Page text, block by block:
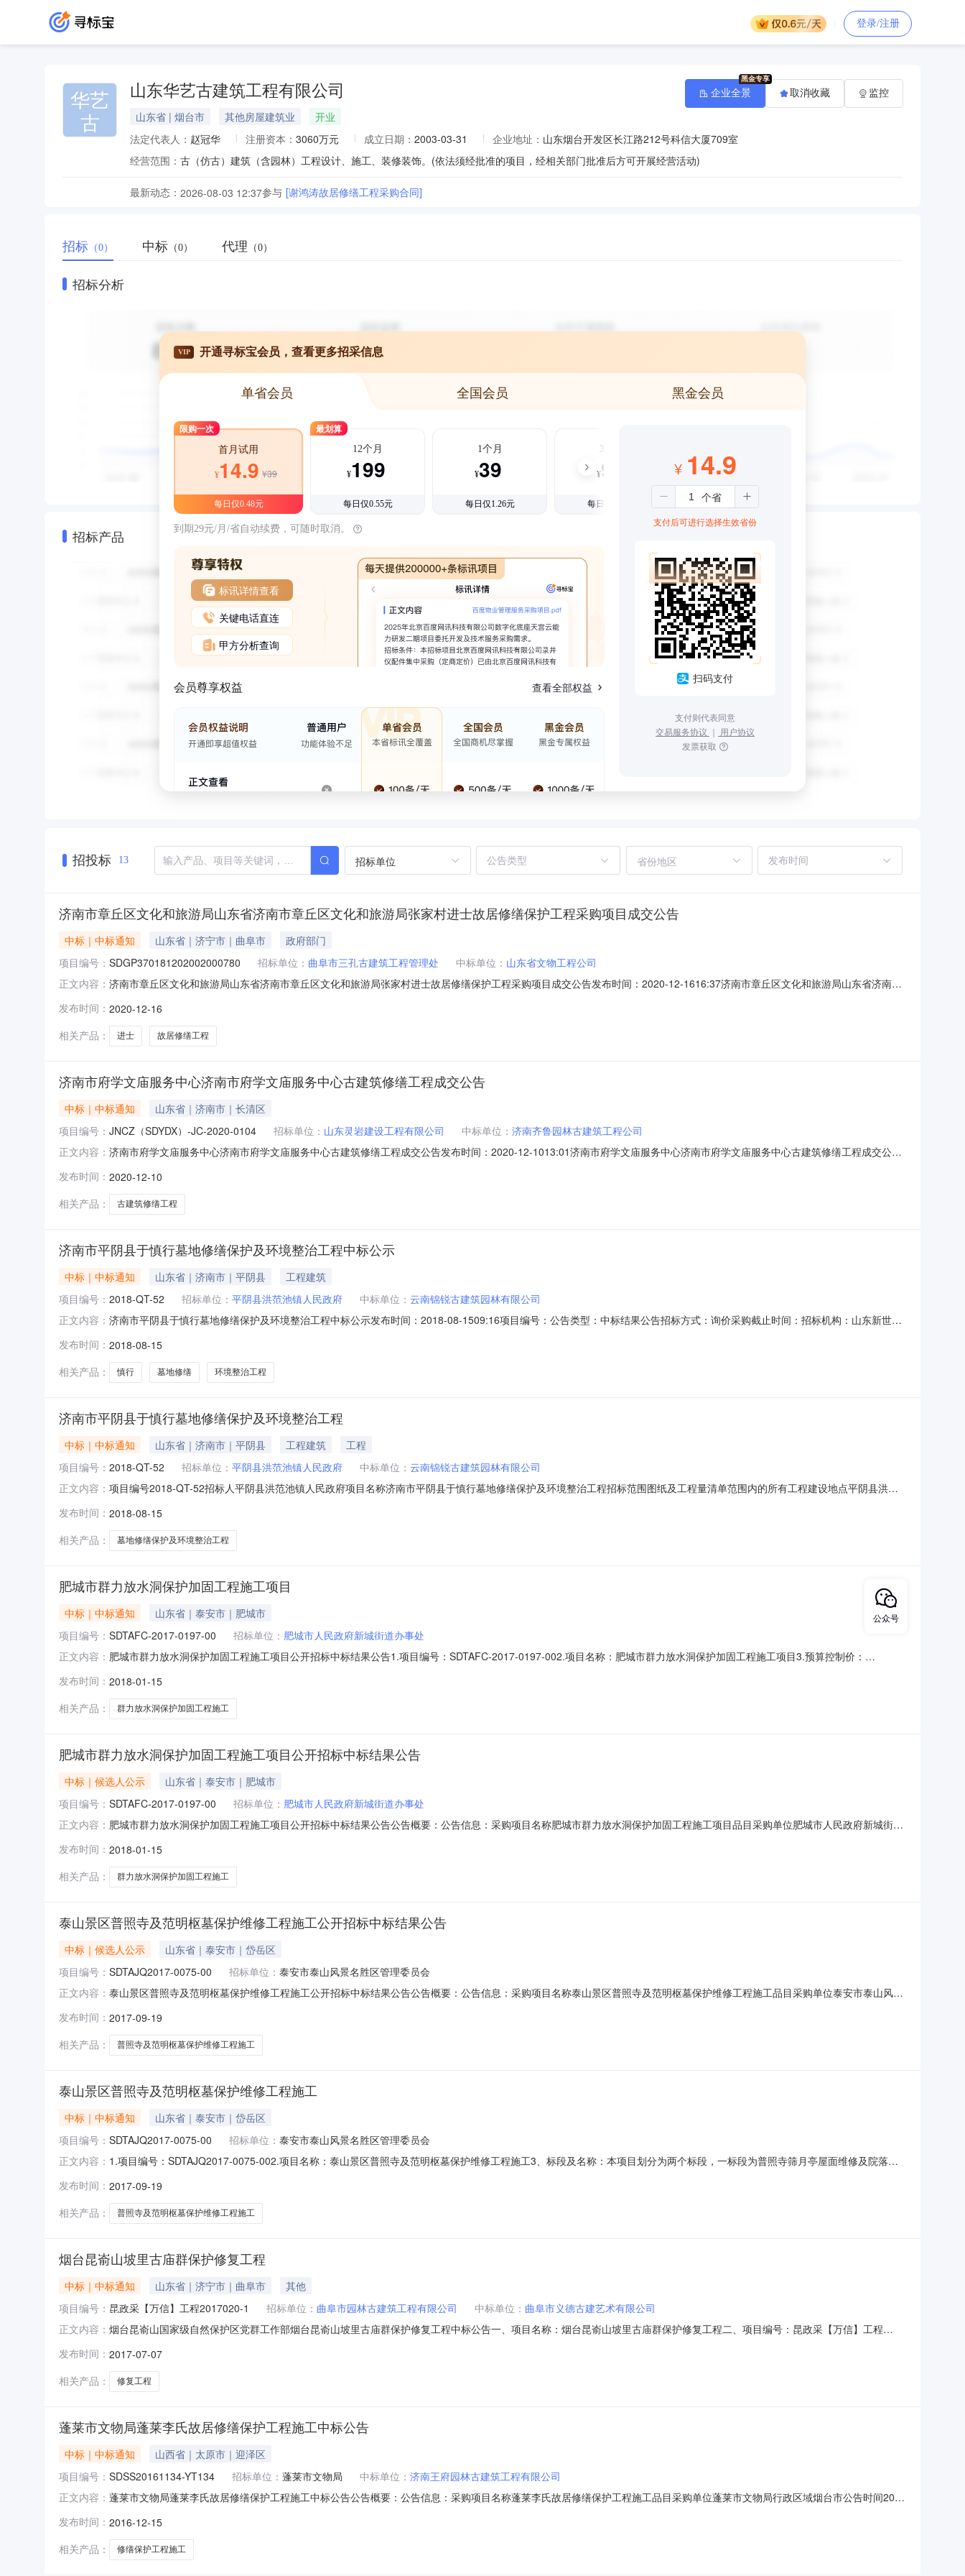
登录/注册
华艺
古
山东华艺古建筑工程有限公司
山东省 | 烟台市 其他房屋建筑业
开业
法定代表人： 赵冠华 注册资本： 3060万元 成立日期： 2003-03-31 企业地址： 山东烟台开发区长江路212号科信大厦709室
经营范围： 古（仿古）建筑（含园林）工程设计、施工、装修装饰。(依法须经批准的项目，经相关部门批准后方可开展经营活动)
最新动态： 2026-08-03 12:37参与 [谢鸿涛故居修缮工程采购合同]
企业全景 取消收藏 监控
招标 （0） 中标 （0） 代理 （0）
招标分析
招标产品
VIP 开通寻标宝会员，查看更多招采信息
单省会员 全国会员 黑金会员
限购一次
首月试用
¥14.9 ¥39
每日仅0.48元
最划算
12个月
¥199
每日仅0.55元
1个月
¥39
每日仅1.26元
3个月
¥99
每日仅1.08元
到期29元/月/省自动续费，可随时取消。
标讯详情查看
关键电话直连
甲方分析查询
会员尊享权益 查看全部权益
¥ 14.9
支付后可进行选择生效省份
扫码支付
支付则代表同意
交易服务协议 ｜ 用户协议
发票获取
招投标 13 招标单位 省份地区
济南市章丘区文化和旅游局山东省济南市章丘区文化和旅游局张家村进士故居修缮保护工程采购项目成交公告
中标｜中标通知 山东省｜济宁市｜曲阜市
政府部门
项目编号： SDGP370181202002000780 招标单位： 曲阜市三孔古建筑工程管理处 中标单位： 山东省文物工程公司
正文内容： 济南市章丘区文化和旅游局山东省济南市章丘区文化和旅游局张家村进士故居修缮保护工程采购项目成交公告发布时间：2020-12-1616:37济南市章丘区文化和旅游局山东省济南市
工三、项目编号：SDGP370181202002000780四、公共资源编号：2020CGGC20C5045五、公告发布日期：2020-11-17六、成交日期：2020-12-16七、采购方
发布时间： 2020-12-16
相关产品：
进士 故居修缮工程
济南市府学文庙服务中心济南市府学文庙服务中心古建筑修缮工程成交公告
中标｜中标通知
山东省｜济南市｜长清区
项目编号： JNCZ（SDYDX）-JC-2020-0104 招标单位： 山东灵岩建设工程有限公司 中标单位： 济南齐鲁园林古建筑工程公司
正文内容： 济南市府学文庙服务中心济南市府学文庙服务中心古建筑修缮工程成交公告发布时间：2020-12-1013:01济南市府学文庙服务中心济南市府学文庙服务中心古建筑修缮工程成交公告
公告发布日期：2020-11-28六、成交日期：2020-12-09七、采购方式：竞争性磋商八、中标情况：中标结果序号供应商名称中标价(元)/费率中标人地址1
发布时间： 2020-12-10
相关产品：
古建筑修缮工程
济南市平阴县于慎行墓地修缮保护及环境整治工程中标公示
中标｜中标通知 山东省｜济南市｜平阴县
工程建筑
项目编号： 2018-QT-52 招标单位： 平阴县洪范池镇人民政府 中标单位： 云南锦锐古建筑园林有限公司
正文内容： 济南市平阴县于慎行墓地修缮保护及环境整治工程中标公示发布时间：2018-08-1509:16项目编号：公告类型：中标结果公告招标方式：询价采购截止时间：招标机构：山东新世纪
标范围图纸及工程量清单范围内的所有工程建设地点平阴县洪范池镇代理单位山东新世纪招标有限公司工程于2018年8月15日在济南公共资源交易中心平阴分中心开标厅内组织开标
评标活动，经评
发布时间： 2018-08-15
相关产品：
慎行 墓地修缮 环境整治工程
济南市平阴县于慎行墓地修缮保护及环境整治工程
中标｜中标通知 山东省｜济南市｜平阴县 工程建筑
工程
项目编号： 2018-QT-52 招标单位： 平阴县洪范池镇人民政府 中标单位： 云南锦锐古建筑园林有限公司
正文内容： 项目编号2018-QT-52招标人平阴县洪范池镇人民政府项目名称济南市平阴县于慎行墓地修缮保护及环境整治工程招标范围图纸及工程量清单范围内的所有工程建设地点平阴县洪范
云南锦锐古建筑园林有限公司中标总价1750720.05元公示时间自2018年8月15日-2018年8月17日止投诉电话0531-69982888最终得分表（满分100分）项目名称:济南市平阴
发布时间： 2018-08-15
相关产品：
墓地修缮保护及环境整治工程
肥城市群力放水洞保护加固工程施工项目
中标｜中标通知
山东省｜泰安市｜肥城市
项目编号： SDTAFC-2017-0197-00 招标单位： 肥城市人民政府新城街道办事处
正文内容： 肥城市群力放水洞保护加固工程施工项目公开招标中标结果公告1.项目编号：SDTAFC-2017-0197-002.项目名称：肥城市群力放水洞保护加固工程施工项目3.预算控制价：
地址：肥城市新城路002号恒丰大厦4楼409室项目经理：翟富强电话：158538157566.评委评分明细表6.1形式评审表序号投标人名称评审结论评审委员评分明细
发布时间： 2018-01-15
相关产品：
群力放水洞保护加固工程施工
肥城市群力放水洞保护加固工程施工项目公开招标中标结果公告
中标｜候选人公示
山东省｜泰安市｜肥城市
项目编号： SDTAFC-2017-0197-00 招标单位： 肥城市人民政府新城街道办事处
正文内容： 肥城市群力放水洞保护加固工程施工项目公开招标中标结果公告公告概要：公告信息：采购项目名称肥城市群力放水洞保护加固工程施工项目品目采购单位肥城市人民政府新城街道
式：项目联系人详见公告正文项目联系电话详见公告正文采购单位肥城市人民政府新城街道办事处采购单位地址详见公告正文采购单位联系方式详见公告正文代理机构名称泰安市睿
泰建设项目管理有限公司代理机构地址
发布时间： 2018-01-15
相关产品：
群力放水洞保护加固工程施工
泰山景区普照寺及范明枢墓保护维修工程施工公开招标中标结果公告
中标｜候选人公示
山东省｜泰安市｜岱岳区
项目编号： SDTAJQ2017-0075-00 招标单位： 泰安市泰山风景名胜区管理委员会
正文内容： 泰山景区普照寺及范明枢墓保护维修工程施工公开招标中标结果公告公告概要：公告信息：采购项目名称泰山景区普照寺及范明枢墓保护维修工程施工品目采购单位泰安市泰山风景
公告正文联系人及联系方式：项目联系人详见公告正文项目联系电话详见公告正文采购单位泰安市泰山风景名胜区管理委员会竹林寺管理区采购单位地址详见公告正文采购单位联系
方式详见公告正文代理机构名称山东泰
发布时间： 2017-09-19
相关产品：
普照寺及范明枢墓保护维修工程施工
泰山景区普照寺及范明枢墓保护维修工程施工
中标｜中标通知
山东省｜泰安市｜岱岳区
项目编号： SDTAJQ2017-0075-00 招标单位： 泰安市泰山风景名胜区管理委员会
正文内容： 1.项目编号：SDTAJQ2017-0075-002.项目名称：泰山景区普照寺及范明枢墓保护维修工程施工3、标段及名称：本项目划分为两个标段，一标段为普照寺筛月亭屋面维修及院落整
安市天外村路4号责任人:朱区长电话:0538-53695616.招标代理机构：山东泰安东岳联合招标代理有限公司地址：泰安市岱宗大街338-1号项目经理：曹贝贝电
发布时间： 2017-09-19
相关产品：
普照寺及范明枢墓保护维修工程施工
烟台昆嵛山坡里古庙群保护修复工程
中标｜中标通知 山东省｜济宁市｜曲阜市
其他
项目编号： 昆政采【万信】工程2017020-1 招标单位： 曲阜市园林古建筑工程有限公司 中标单位： 曲阜市义德古建艺术有限公司
正文内容： 烟台昆嵛山国家级自然保护区党群工作部烟台昆嵛山坡里古庙群保护修复工程中标公告一、项目名称：烟台昆嵛山坡里古庙群保护修复工程二、项目编号：昆政采【万信】工程
里古庙群保护修复工程曲阜市义德古建艺术有限公司曲阜市曲尼路29号139.068648万元七、评标委员会成员名单：王明江、原森泉、张胜军、王明明、赵现涛八、评标委员会成员
评审结果：序号投标人
发布时间： 2017-07-07
相关产品：
修复工程
蓬莱市文物局蓬莱李氏故居修缮保护工程施工中标公告
中标｜中标通知
山西省｜太原市｜迎泽区
项目编号： SDSS20161134-YT134 招标单位： 蓬莱市文物局 中标单位： 济南王府园林古建筑工程有限公司
正文内容： 蓬莱市文物局蓬莱李氏故居修缮保护工程施工中标公告公告概要：公告信息：采购项目名称蓬莱李氏故居修缮保护工程施工品目采购单位蓬莱市文物局行政区域烟台市公告时间2016
系电话详见公告正文采购单位蓬莱市文物局采购单位地址详见公告正文采购单位联系方式详见公告正文代理机构名称山东三阳项目管理有限公司代理机构地址详见公告正文代理机构
联系方式详见公告正文蓬莱市文物局蓬
发布时间： 2016-12-15
相关产品：
修缮保护工程施工
公众号